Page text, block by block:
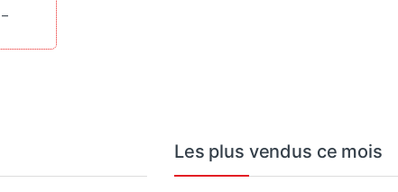
–
Plage de prix : 2 450 000 CFA à 2 560 000 CFA
Les plus vendus ce mois